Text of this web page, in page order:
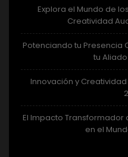
Explora el Mundo de
Creatividad
Potenciando tu Presencia
tu
Innovación y
El Impacto
en el